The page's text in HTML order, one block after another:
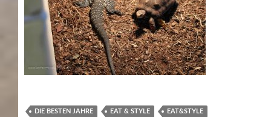
DIE BESTEN JAHRE EAT & STYLE EAT&STYLE